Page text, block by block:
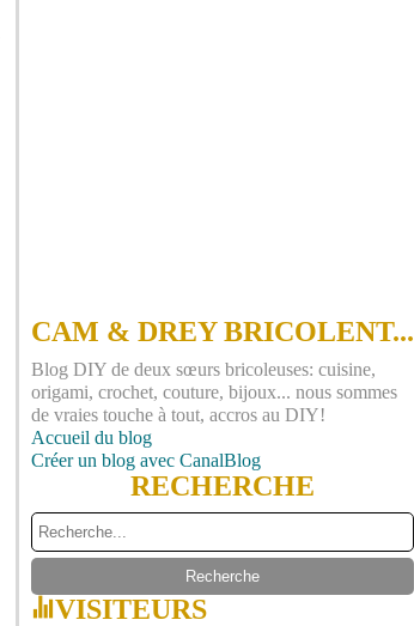
CAM & DREY BRICOLENT...
Blog DIY de deux sœurs bricoleuses: cuisine,
origami, crochet, couture, bijoux... nous sommes
de vraies touche à tout, accros au DIY!
Accueil du blog
Créer un blog avec CanalBlog
RECHERCHE
VISITEURS